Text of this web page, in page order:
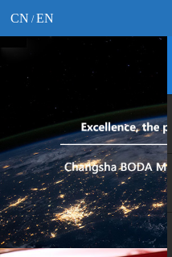
CN / EN